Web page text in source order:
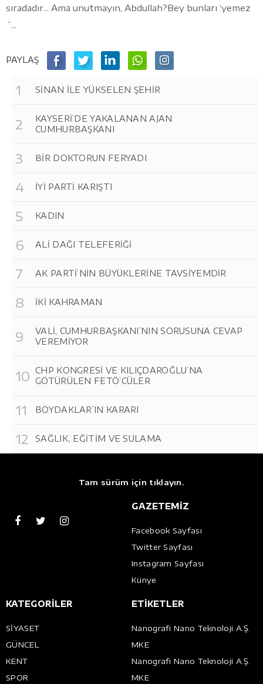
sıradadır... Ama unutmayın, Abdullah?Bey bunları ‘yemez
´...
PAYLAŞ
SİNAN İLE YÜKSELEN ŞEHİR
KAYSERİ’DE YAKALANAN AJAN
CUMHURBAŞKANI
BİR DOKTORUN FERYADI
İYİ PARTİ KARIŞTI
KADIN
ALİ DAĞI TELEFERİĞİ
AK PARTİ’NİN BÜYÜKLERİNE TAVSİYEMDİR
İKİ KAHRAMAN
VALİ, CUMHURBAŞKANI’NIN SORUSUNA CEVAP
VEREMİYOR
CHP KONGRESİ VE KILIÇDAROĞLU’NA
GÖTÜRÜLEN FETÖ’CÜLER
BOYDAKLAR’IN KARARI
SAĞLIK, EĞİTİM VE SULAMA
Tam sürüm için tıklayın.
GAZETEMİZ
Facebook Sayfası
Twitter Sayfası
Instagram Sayfası
Künye
KATEGORİLER
SİYASET
GÜNCEL
KENT
SPOR
ETİKETLER
Nanografi Nano Teknoloji A.Ş.
MKE
Nanografi Nano Teknoloji A.Ş.
MKE